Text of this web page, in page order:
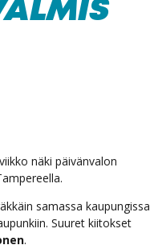
näki päivänvalon
samassa kaupungissa
Suuret kiitokset
.